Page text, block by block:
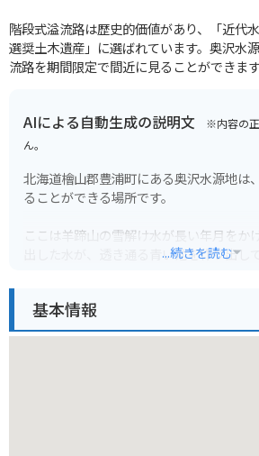
階段式溢流路は歴史的価値があり、「近代
選奨土木遺産」に選ばれています。奥沢水
流路を期間限定で間近に見ることができます
AIによる自動生成の説明文 ※内容の正
ん。
北海道檜山郡豊浦町にある奥沢水源地は
ることができる場所です。
ここは羊蹄山の雪解け水が長い年月をか
出した水が、透き通る青い池を作り出し
色」とも呼ばれており、神秘的な雰囲気
...続きを読む
基本情報